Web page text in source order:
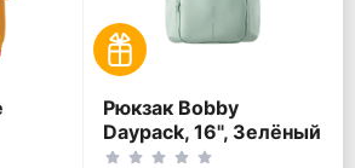
Рюкзак Bobby
Daypack, 16", Зелёный